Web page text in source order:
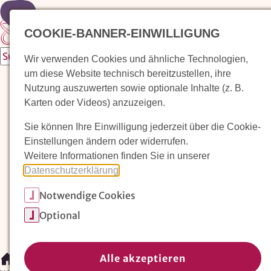
Zur Startseite
Waldorfkindergarten finden
Pädagogischer Ansatz
Arbeit im Waldorfkindergarten
Unser Verein
Magazin: Erziehungskunst frühe Kindheit
Waldorfkindergarten finden/
COOKIE-BANNER-EINWILLIGUNG
Wir verwenden Cookies und ähnliche Technologien,
um diese Website technisch bereitzustellen, ihre
Nutzung auszuwerten sowie optionale Inhalte (z. B.
Karten oder Videos) anzuzeigen.
Sie können Ihre Einwilligung jederzeit über die Cookie-
Einstellungen ändern oder widerrufen.
Weitere Informationen finden Sie in unserer
Datenschutzerklärung
Notwendige Cookies
Optional
Alle akzeptieren